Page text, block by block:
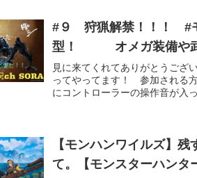
#９ 狩猟解禁！！！ #
型！ オメガ装備や武
見に来てくれてありがとうござ
ってやってます！ 参加される
にコントローラーの操作音が入
【モンハンワイルズ】